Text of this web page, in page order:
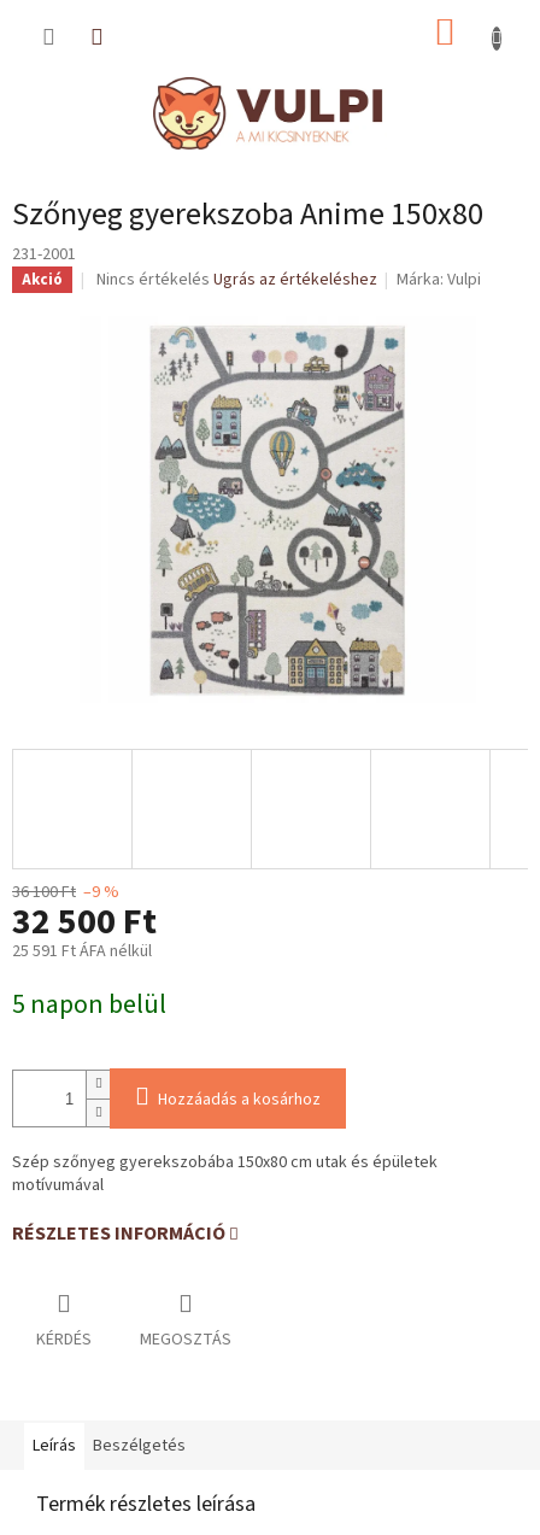
KOSÁR
Szőnyeg gyerekszoba Anime 150x80
231-2001
Akció
A
értékelése
Nincs értékelés Ugrás az értékeléshez Márka:Vulpi
36 100 Ft –9 %
32 500 Ft
25 591 Ft ÁFA nélkül
5 napon belül
Hozzáadás a kosárhoz
Szép szőnyeg gyerekszobába 150x80 cm utak és épületek
motívumával
RÉSZLETES INFORMÁCIÓ
KÉRDÉS MEGOSZTÁS
Leírás Beszélgetés
Termék részletes leírása